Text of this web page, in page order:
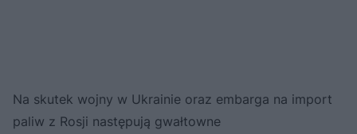
Na skutek wojny w Ukrainie oraz embarga na import
paliw z Rosji następują gwałtowne